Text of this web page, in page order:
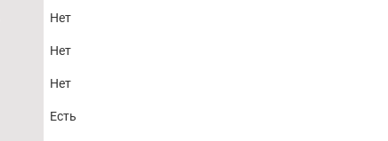
Нет
Нет
Нет
Есть